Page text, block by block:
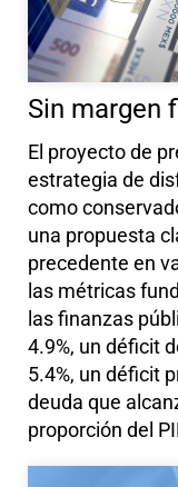
Sin margen
El proyecto de
estrategia de
como
una propuesta
precedente en
las métricas
las finanzas
4.9%, un déficit
5.4%, un déficit
deuda que
proporción del